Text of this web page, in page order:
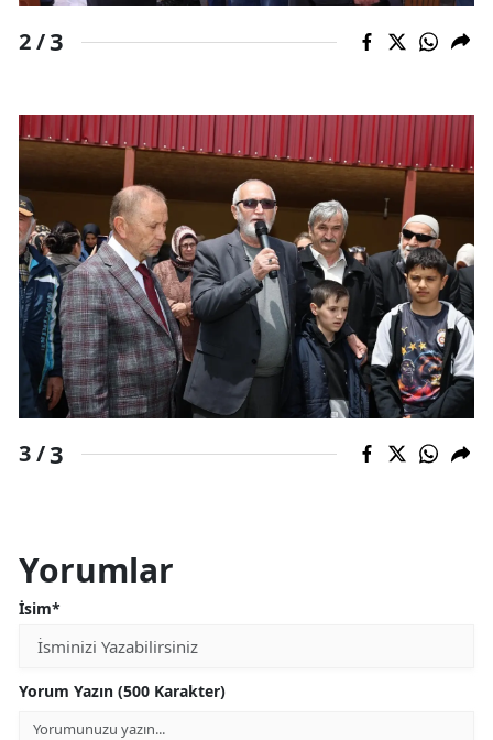
2 /3
3 /3
Yorumlar
İsim*
Yorum Yazın (500 Karakter)